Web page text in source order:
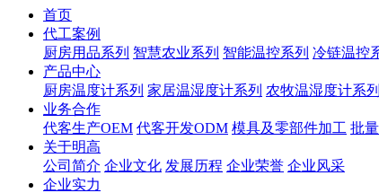
首页
代工案例
厨房用品系列 智慧农业系列 智能温控系列 冷链温控
产品中心
厨房温度计系列 家居温湿度计系列 农牧温湿度计系列
业务合作
代客生产OEM 代客开发ODM 模具及零部件加工 批
关于明高
公司简介 企业文化 发展历程 企业荣誉 企业风采
企业实力